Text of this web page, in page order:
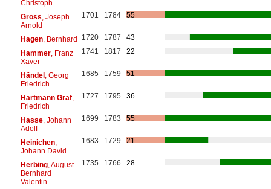
Christoph
Gross , Joseph
Arnold
1701 1784 55
Hagen, Bernhard 1720 1787
43
Hammer, Franz
Xaver
1741 1817 22
Händel, Georg
Friedrich
1685 1759 51
Hartmann Graf,
Friedrich
1727 1795 36
Hasse, Johann
Adolf
1699 1783 55
Heinichen,
Johann David
1683 1729 21
Herbing, August
Bernhard
Valentin
1735 1766 28